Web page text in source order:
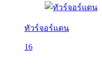
ทัวร์จอร์แดน
16